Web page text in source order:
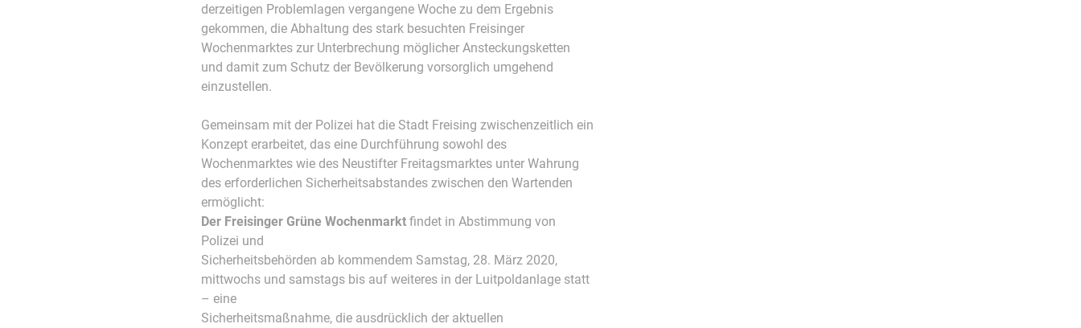
derzeitigen Problemlagen vergangene Woche zu dem Ergebnis
gekommen, die Abhaltung des stark besuchten Freisinger
Wochenmarktes zur Unterbrechung möglicher Ansteckungsketten
und damit zum Schutz der Bevölkerung vorsorglich umgehend
einzustellen.
Gemeinsam mit der Polizei hat die Stadt Freising zwischenzeitlich ein
Konzept erarbeitet, das eine Durchführung sowohl des
Wochenmarktes wie des Neustifter Freitagsmarktes unter Wahrung
des erforderlichen Sicherheitsabstandes zwischen den Wartenden
ermöglicht:
Der Freisinger Grüne Wochenmarktfindet in Abstimmung von
Polizei und
Sicherheitsbehörden ab kommendem Samstag, 28. März 2020,
mittwochs und samstags bis auf weiteres in der Luitpoldanlage statt
– eine
Sicherheitsmaßnahme, die ausdrücklich der aktuellen